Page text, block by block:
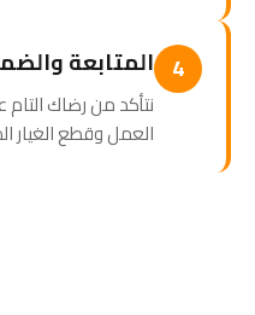
4 المتابعة
نتأكد من رضاك
العمل وقطع الغيار